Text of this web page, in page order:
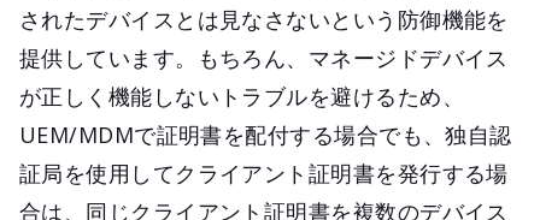
されたデバイスとは見なさないという防御機能を
提供しています。もちろん、マネージドデバイス
が正しく機能しないトラブルを避けるため、
UEM/MDMで証明書を配付する場合でも、独自認
証局を使用してクライアント証明書を発行する場
合は、同じクライアント証明書を複数のデバイス